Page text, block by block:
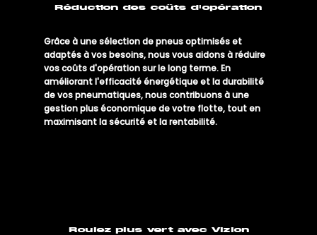
Réduction des coûts d'opération
Grâce à une sélection de pneus optimisés et
adaptés à vos besoins, nous vous aidons à réduire
vos coûts d'opération sur le long terme. En
améliorant l'efficacité énergétique et la durabilité
de vos pneumatiques, nous contribuons à une
gestion plus économique de votre flotte, tout en
maximisant la sécurité et la rentabilité.
Roulez plus vert avec Vizion